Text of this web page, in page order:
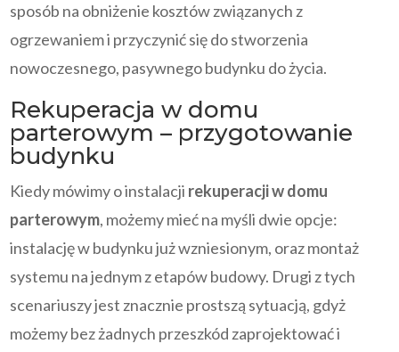
sposób na obniżenie kosztów związanych z
ogrzewaniem i przyczynić się do stworzenia
nowoczesnego, pasywnego budynku do życia.
Rekuperacja w domu
parterowym – przygotowanie
budynku
Kiedy mówimy o instalacji rekuperacji w domu
parterowym, możemy mieć na myśli dwie opcje:
instalację w budynku już wzniesionym, oraz montaż
systemu na jednym z etapów budowy. Drugi z tych
scenariuszy jest znacznie prostszą sytuacją, gdyż
możemy bez żadnych przeszkód zaprojektować i